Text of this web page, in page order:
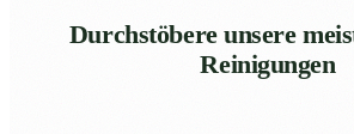
Durchstöbere unsere
Reinigungen